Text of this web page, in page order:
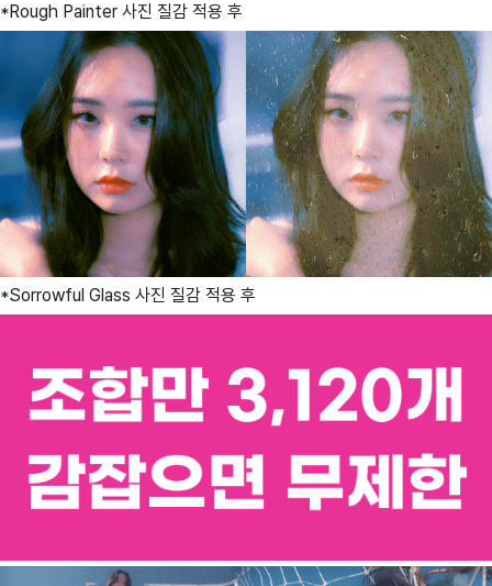
*Rough Painter 사진 질감 적용 후
*Sorrowful Glass 사진 질감 적용 후